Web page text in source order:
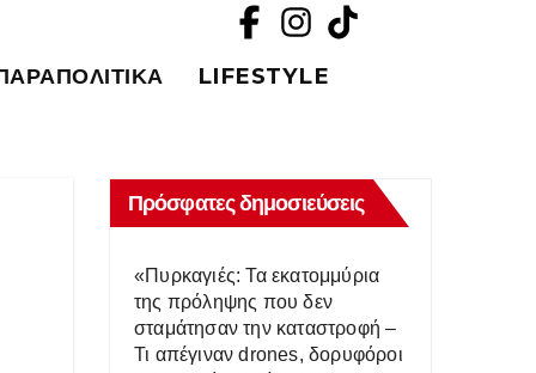
LIFESTYLE
Πρόσφατες δημοσιεύσεις
«Πυρκαγιές: Τα εκατομμύρια
της πρόληψης που δεν
σταμάτησαν την καταστροφή –
Τι απέγιναν drones, δορυφόροι